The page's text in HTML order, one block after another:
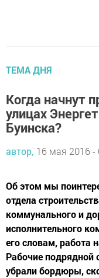
ТЕМА ДНЯ
Когда начнут
улицах
Буинска?
автор, 16 мая 2016 -
Об этом мы
отдела
коммунального и
исполнительного
его словам, работа
Рабочие подрядной
убрали бордюры,